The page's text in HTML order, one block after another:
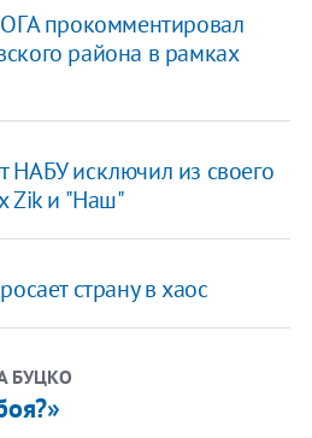
прокомментировал
района в рамках
НАБУ исключил из своего
Zik и "Наш"
страну в хаос
БУЦКО